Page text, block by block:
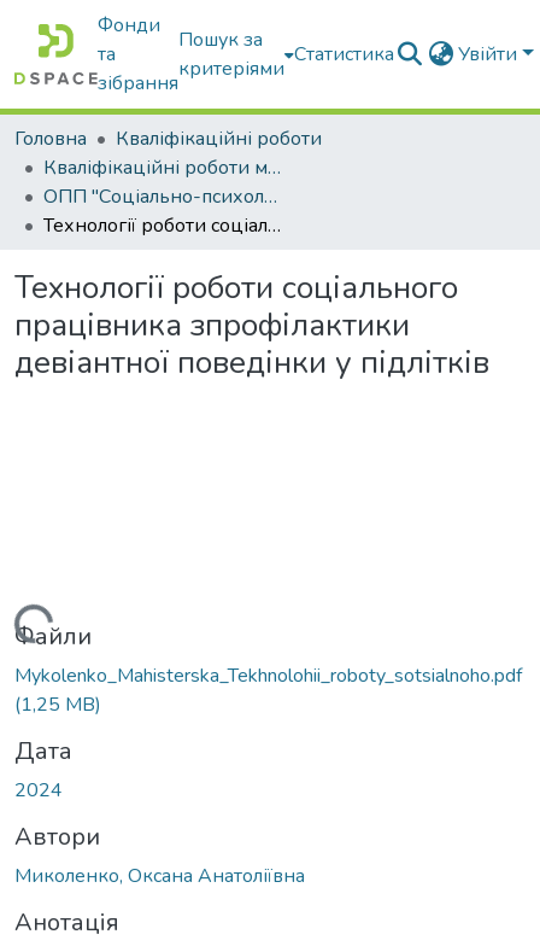
Фонди
та
зібрання
Пошук за
критеріями
Статистика Увійти
Головна
Кваліфікаційні роботи
Кваліфікаційні роботи магістрів
ОПП "Соціально-психологічна реабілітація"
Технології роботи соціального працівника зпрофілактики девіантної поведінки у підлітків
Технології роботи соціального
працівника зпрофілактики
девіантної поведінки у підлітків
Файли
Mykolenko_Mahisterska_Tekhnolohii_roboty_sotsialnoho.pdf
(1,25 MB)
Дата
2024
Автори
Миколенко, Оксана Анатоліївна
Анотація